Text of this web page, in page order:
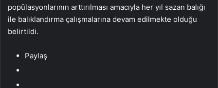
popülasyonlarının arttırılması amacıyla her yıl sazan balığı
ile balıklandırma çalışmalarına devam edilmekte olduğu
belirtildi.
Paylaş